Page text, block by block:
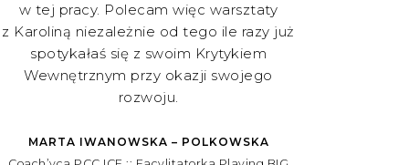
w tej pracy. Polecam więc warsztaty
z Karoliną niezależnie od tego ile razy już
spotykałaś się z swoim Krytykiem
Wewnętrznym przy okazji swojego
rozwoju.
MARTA IWANOWSKA – POLKOWSKA